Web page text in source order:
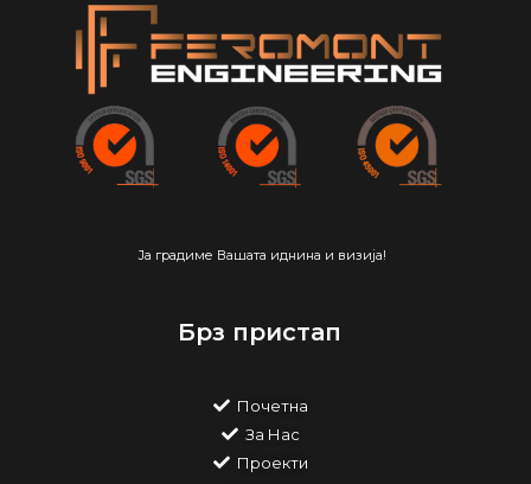
Ја градиме Вашата иднина и визија!
Брз пристап
Почетна
За Нас
Проекти